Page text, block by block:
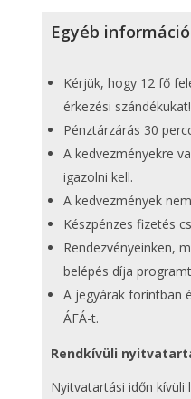
Egyéb
Kérjük, hogy 12 fő
érkezési szándékukat!
Pénztárzárás 30
A kedvezményekre
igazolni kell.
A kedvezmények
Készpénzes fizetés
Rendezvényeinken,
belépés díja
A jegyárak forintban
ÁFÁ-t.
Rendkívüli
Nyitvatartási időn kívüli